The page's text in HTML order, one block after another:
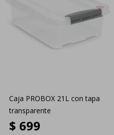
Caja PROBOX 21L con tapa
transparente
$ 699